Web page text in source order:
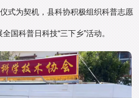
式为契机，县科协积极组织科普志愿
国科普日科技“三下乡”活动。